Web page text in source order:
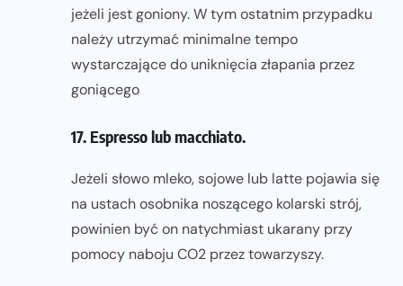
jeżeli jest goniony. W tym ostatnim przypadku
należy utrzymać minimalne tempo
wystarczające do uniknięcia złapania przez
goniącego
17. Espresso lub macchiato.
Jeżeli słowo mleko, sojowe lub latte pojawia się
na ustach osobnika noszącego kolarski strój,
powinien być on natychmiast ukarany przy
pomocy naboju CO2 przez towarzyszy.